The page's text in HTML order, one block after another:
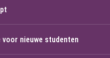
nieuwe studenten